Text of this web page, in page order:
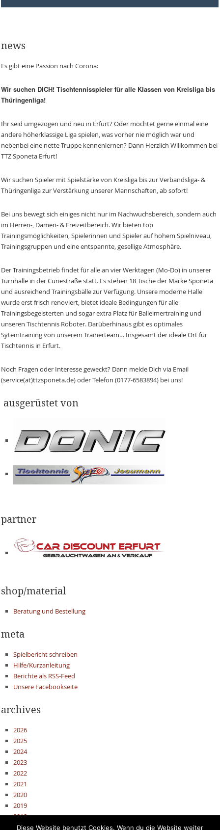
news
Es gibt eine Passion nach Corona:
Wir suchen DICH! Tischtennisspieler für alle Klassen von Kreisliga bis
Thüringenliga!
Ihr seid umgezogen und neu in Erfurt? Oder möchtet gerne einmal eine
andere höherklassige Liga spielen, was vorher nie möglich war und
nebenbei eine nette Truppe kennenlernen? Dann Herzlich Willkommen bei
TTZ Sponeta Erfurt!
Wir suchen Spieler mit Spielstärke von Kreisliga bis zur Verbandsliga- &
Thüringenliga zur Verstärkung unserer Mannschaften, ab sofort!
Bei uns bewegt sich einiges nicht nur im Nachwuchsbereich, sondern auch
im Herren-, Damen- & Freizeitbereich. Wir bieten top
Trainingsmöglichkeiten, Spielerinnen und Spieler auf hohem Spielniveau,
Trainingsgruppen und eine entspannte, gesellige Atmosphäre.
Der Trainingsbetrieb findet für alle an vier Werktagen (Mo-Do) in unserer
Turnhalle in der Curiestraße statt. Es stehen 18 Tische der Marke Sponeta
und ausreichend Trainingsbälle zur Verfügung. Unsere moderne Halle
wurde erst frisch renoviert, bietet ideale Bedingungen für alle
Trainingsbegeisterten und sogar extra Platz für Balleimertraining und
unseren Tischtennis Roboter. Darüberhinaus gibt es optimales
Sytemtraining von unserem Trainerteam… Insgesamt der ideale Ort für
Tischtennis in Erfurt.
Noch Fragen oder Interesse geweckt? Dann melde Dich via Email
(service(at)ttzsponeta.de) oder Telefon (0177-6583894) bei uns!
ausgerüstet von
partner
shop/material
Beratung und Bestellung
meta
Spielbericht schreiben
Hilfe/Kurzanleitung
Berichte als RSS-Feed
Unsere Facebookseite
archives
2026
2025
2024
2023
2022
2021
2020
2019
2018
2017
Diese Website benutzt Cookies. Wenn du die Website weiter